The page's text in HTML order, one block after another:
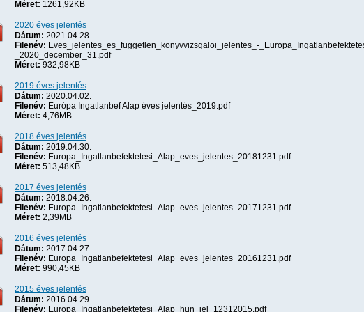
Méret: 1261,92KB
2020 éves jelentés
Dátum: 2021.04.28.
Filenév: Eves_jelentes_es_fuggetlen_konyvvizsgaloi_jelentes_-
_2020_december_31.pdf
Méret: 932,98KB
2019 éves jelentés
Dátum: 2020.04.02.
Filenév: Európa Ingatlanbef Alap éves jelentés_2019.pdf
Méret: 4,76MB
2018 éves jelentés
Dátum: 2019.04.30.
Filenév: Europa_Ingatlanbefektetesi_Alap_eves_jelentes_20181231.pdf
Méret: 513,48KB
2017 éves jelentés
Dátum: 2018.04.26.
Filenév: Europa_Ingatlanbefektetesi_Alap_eves_jelentes_20171231.pdf
Méret: 2,39MB
2016 éves jelentés
Dátum: 2017.04.27.
Filenév: Europa_Ingatlanbefektetesi_Alap_eves_jelentes_20161231.pdf
Méret: 990,45KB
2015 éves jelentés
Dátum: 2016.04.29.
Filenév: Europa_Ingatlanbefektetesi_Alap_hun_jel_12312015.pdf